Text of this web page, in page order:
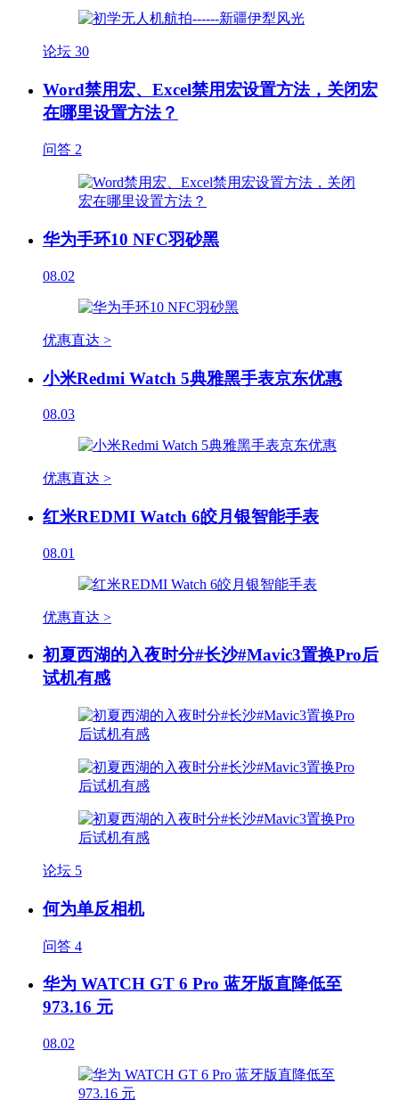
论坛 30
Word禁用宏、Excel禁用宏设置方法，关闭宏
在哪里设置方法？
问答 2
华为手环10 NFC羽砂黑
08.02
优惠直达 >
小米Redmi Watch 5典雅黑手表京东优惠
08.03
优惠直达 >
红米REDMI Watch 6皎月银智能手表
08.01
优惠直达 >
初夏西湖的入夜时分#长沙#Mavic3置换Pro后
试机有感
论坛 5
何为单反相机
问答 4
华为 WATCH GT 6 Pro 蓝牙版直降低至
973.16 元
08.02